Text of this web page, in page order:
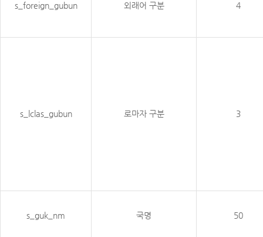
s_foreign_gubun 외래어 구분 4
s_lclas_gubun 로마자 구분 3
s_guk_nm 국명 50